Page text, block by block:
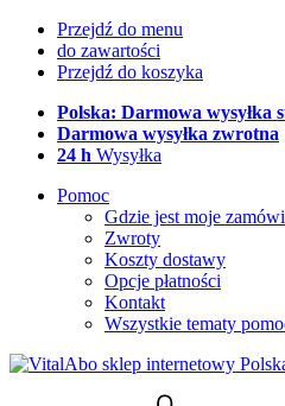
Przejdź do menu
do zawartości
Przejdź do koszyka
Polska: Darmowa wysyłka
Darmowa wysyłka zwrotna
24 h Wysyłka
Pomoc
Gdzie jest moje
Zwroty
Koszty dostawy
Opcje płatności
Kontakt
Wszystkie tematy